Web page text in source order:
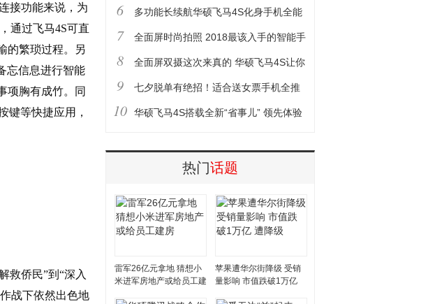
接功能来说，为
通过飞马4S可直
的繁琐过程。另
忘信息进行智能
项胸有成竹。同
键等快捷应用，
救侨民”到“深入
战下依然出色地
价促销赠好礼
6 多功能长续航华硕飞马4S化身手机全能
战士
7 全面屏时尚拍照 2018最该入手的智能手
机推荐
8 全面屏双摄这次来真的 华硕飞马4S让你
任性女王节！
9 七夕脱单有绝招！适合送女票手机全推
荐
10 华硕飞马4S搭载全新“省事儿” 领先体验
热门话题
雷军26亿元拿地 猜想小
米进军房地产或给员工建
苹果遭华尔街降级 受销
量影响 市值跌破1万亿